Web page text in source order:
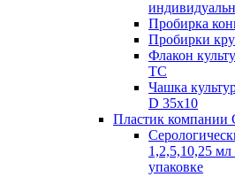
Пробирка
Пробирки
Флакон
TC
Чашка
D 35x10
Пластик компании
1,2,5,10,25
упаковке